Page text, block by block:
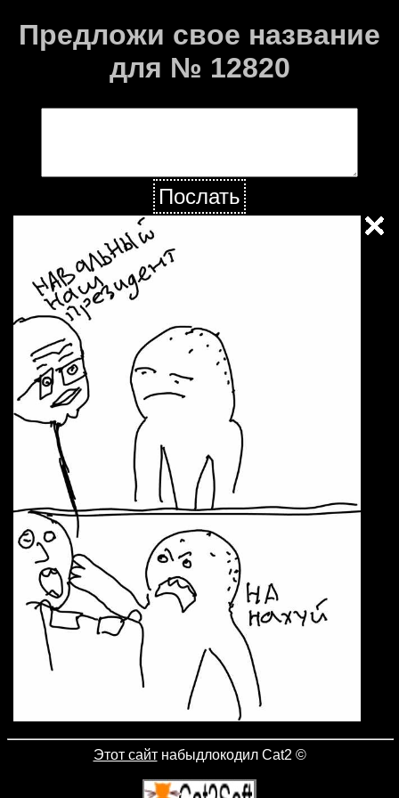
Предложи свое название
для № 12820
Послать
Этот сайтнабыдлокодил Cat2 ©